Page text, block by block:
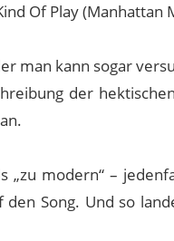
Of Play (Manhattan
man kann sogar
der
„zu modern“ –
Song. Und so